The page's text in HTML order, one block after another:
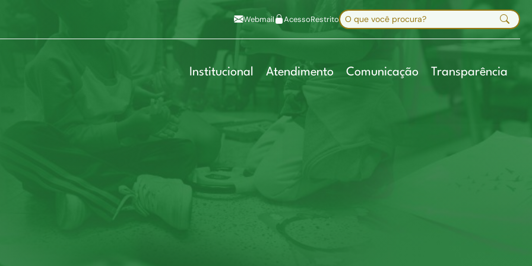
Mapa do site
Webmail AcessoRestritoBuscar no site
Digite sua busca e pressione Enter
Institucional Atendimento Comunicação Transparência